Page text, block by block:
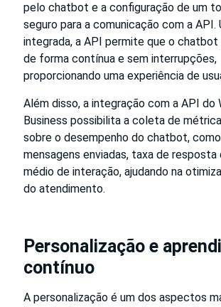
pelo chatbot e a configuração de um
seguro para a comunicação com a API.
integrada, a API permite que o chatbot
de forma contínua e sem interrupções,
proporcionando uma experiência de
Além disso, a integração com a API do
Business possibilita a coleta de
sobre o desempenho do chatbot,
mensagens enviadas, taxa de
médio de interação, ajudando na
do atendimento.
Personalização e
contínuo
A personalização é um dos aspectos